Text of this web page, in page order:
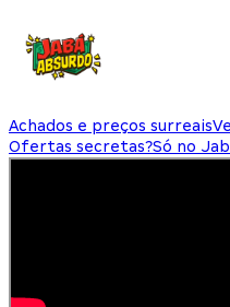
Achados e preços surreais
Ofertas secretas?Só no